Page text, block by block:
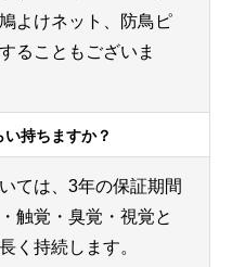
よけネット、防鳥ピ
ることもございま
持ちますか？
ては、3年の保証期間
触覚・臭覚・視覚と
く持続します。